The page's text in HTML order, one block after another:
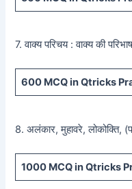
7. वाक्य परिचय : वाक्य की
600 MCQ in Qtricks
8. अलंकार, मुहावरे, लोकोक्ति,
1000 MCQin Qtricks